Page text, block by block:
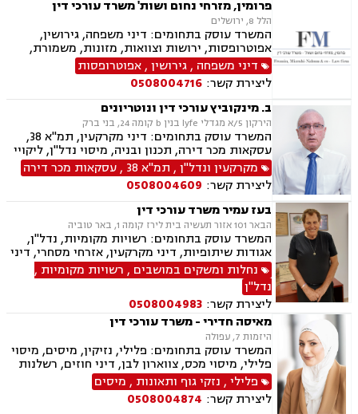
ולידה, נזקי גוף, תאונות עקב רשלנות, תאונות
תלמידים, אבדן כושר עבודה , תאונות ספורט,
בריאות הנפש, לשון הרע, דיני צבא ובטחון, נכי צה"ל,
נפגעי טרור , תביעות יצוגיות
פרומין, מזרחי נחום ושות' משרד עורכי דין
הלל 8, ירושלים
המשרד עוסק בתחומים: דיני משפחה, גירושין,
אפוטרופסות, ירושות וצוואות, מזונות, משמורת,
ייפוי כוח מתמשך, ידועים בציבור, חלוקת רכוש,
הורות חד מינית, הסכמי ממון, דיני מקרקעין,
עסקאות מכר דירה, נדל"ן, ליקויי בנייה, פינוי בינוי,
פינוי מושכר, תמ"א 38, דיירות מוגנת , בנקים,
ערבויות ושטרות , פירוקים והקפאות הליכים, צווי
מניעה, ליווי עסקי, דיני חוזים, חדלות פירעון, פשיטת
רגל, הוצאה לפועל, גביית חובות, דיני חברות,
תביעות ייצוגיות, דיני עבודה
דיני משפחה ,גירושין,אפוטרופסות
ליצירת קשר: 0508004716
ב. מינקוביץ עורכי דין ונוטריונים
הירקון 5/א מגדלי lyfe בנין b קומה 24, בני ברק
המשרד עוסק בתחומים: דיני מקרקעין, תמ"א 38,
עסקאות מכר דירה, תכנון ובניה, מיסוי נדל"ן, ליקויי
בנייה, דיני חוזים, דיני חברות, לשון הרע, ליטיגציה,
נוטריון, ייפוי כוח מתמשך, ירושות וצוואות, פינוי
בינוי, מגרשים לבניה , הסכמי ממון, נזקי רכוש
מקרקעין ונדל"ן, תמ"א 38 ,עסקאות מכר דירה
ליצירת קשר: 0508004609
בעז עמיר משרד עורכי דין
הבאר 101 אזור תעשיה בית לירז קומה 1, באר טוביה
המשרד עוסק בתחומים: רשויות מקומיות, נדל"ן,
אגודות שיתופיות, דיני מקרקעין, אזרחי מסחרי, דיני
בוררות, עובדים זרים, דיני תאגידים, גישור
ובוררויות, מיסוי נדל"ן, תמ"א 38, תכנון ובניה, נחלות
ומשקים במושבים, הפקעת קרקעות, מושבים
וקיבוצים , עסקאות מכר דירה, דיור מוגן, רשות
מקרקעי ישראל, צווי הריסה, ירושות וצוואות, הסכמי
ממון
נחלות ומשקים במושבים , רשויות מקומיות ,
נדל"ן
ליצירת קשר: 0508004983
מאיסה חדירי - משרד עורכי דין
היזמות 7, עפולה
המשרד עוסק בתחומים: פלילי, נזיקין, מיסים, מיסוי
פלילי, מיסוי מכס, צווארון לבן, דיני חוזים, רשלנות
רפואית, דיני ביטוח, דיני חברות, הוצאה לפועל,
ביטוח לאומי, דיני עבודה, חדלות פירעון, עבירות
מס, תאונות עבודה, תאונות תלמידים, תביעות גזזת
פלילי, נזקי גוף ותאונות , מיסים
ליצירת קשר: 0508004874